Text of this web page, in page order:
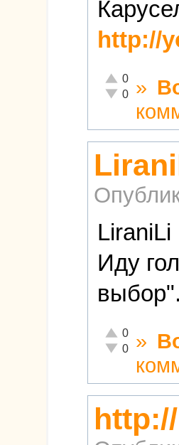
http://
Отлично!
0
Неадекватно!
0 »
LiraniLi
Иду
Отлично!
0
Неадекватно!
0 »